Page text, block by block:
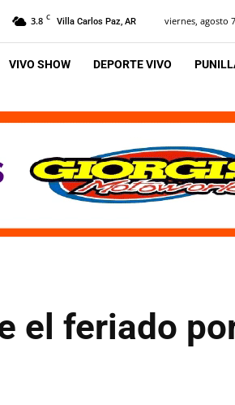
3.8 C Villa Carlos Paz, AR viernes, agosto
VIVO SHOW DEPORTE VIVO
el feriado